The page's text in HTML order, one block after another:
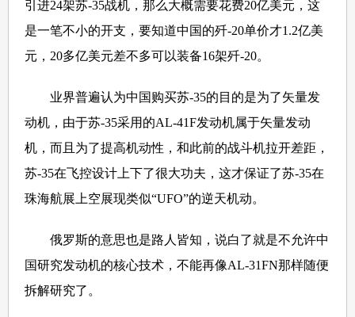
引进24架苏-35战机，那么大概需要花费20亿美元，这
是一笔不小的开支，要知道中国的歼-20单价才1.2亿美
元，20多亿美元差不多可以装备16架歼-20。
业界普遍认为中国购买苏-35的目的是为了矢量发
动机，由于苏-35采用的AL-41F发动机属于矢量发动
机，而且为了提高机动性，和此前的战斗机拉开差距，
苏-35在飞控设计上下了很大功夫，这才保证了苏-35在
珠海航展上空展现类似“UFO”的逆天机动。
俄罗斯的意思也是路人皆知，说白了就是不允许中
国研究发动机的核心技术，不能再像AL-31FN那样随便
拆解研究了。